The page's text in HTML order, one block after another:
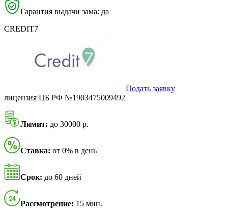
Гарантия выдачи зама: да
CREDIT7
Подать заявку
лицензия ЦБ РФ №1903475009492
Лимит: до 30000 р.
Ставка: от 0% в день
Срок: до 60 дней
Рассмотрение: 15 мин.